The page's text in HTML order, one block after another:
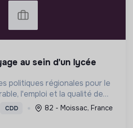
politiques régionales pour le
l'emploi et la qualité de
une Occitanie pionnière
et sociale.
CDD 82 - Moissac, France